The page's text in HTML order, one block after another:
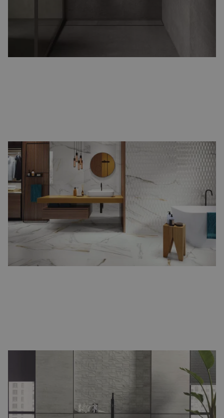
Marmerlook badkamertegels
Breng luxe en elegantie in uw badkamer met marmerlook tegels
Rijke patronen en natuurlijke variaties zorgen voor een stijlvolle
en tijdloze sfeer.
Natuursteenlook, hexagon en terrazzo
Voor wie een bijzondere twist wil, zijn er natuursteenlook tegels,
speelse
en terrazzo varianten. Hiermee maakt u
van uw badkamer echt iets unieks.